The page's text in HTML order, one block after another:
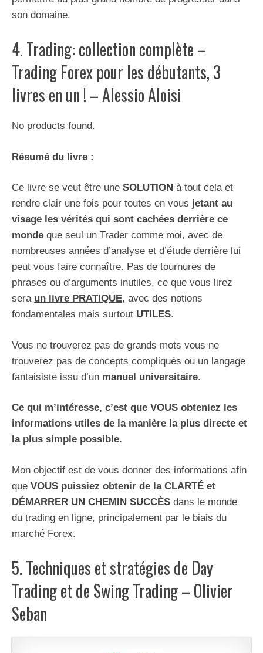
son domaine.
4. Trading: collection complète –
Trading Forex pour les débutants, 3
livres en un ! – Alessio Aloisi
No products found.
Résumé du livre :
Ce livre se veut être une SOLUTION à tout cela et
rendre clair une fois pour toutes en vous jetant au
visage les vérités qui sont cachées derrière ce
monde que seul un Trader comme moi, avec de
nombreuses années d’analyse et d’étude derrière lui
peut vous faire connaître. Pas de tournures de
phrases ou d’arguments inutiles, ce que vous lirez
sera un livre PRATIQUE, avec des notions
fondamentales mais surtout UTILES.
Vous ne trouverez pas de grands mots vous ne
trouverez pas de concepts compliqués ou un langage
fantaisiste issu d’un manuel universitaire.
Ce qui m’intéresse, c’est que VOUS obteniez les
informations utiles de la manière la plus directe et
la plus simple possible.
Mon objectif est de vous donner des informations afin
que VOUS puissiez obtenir de la CLARTÉ et
DÉMARRER UN CHEMIN SUCCÈS dans le monde
du trading en ligne, principalement par le biais du
marché Forex.
5. Techniques et stratégies de Day
Trading et de Swing Trading – Olivier
Seban